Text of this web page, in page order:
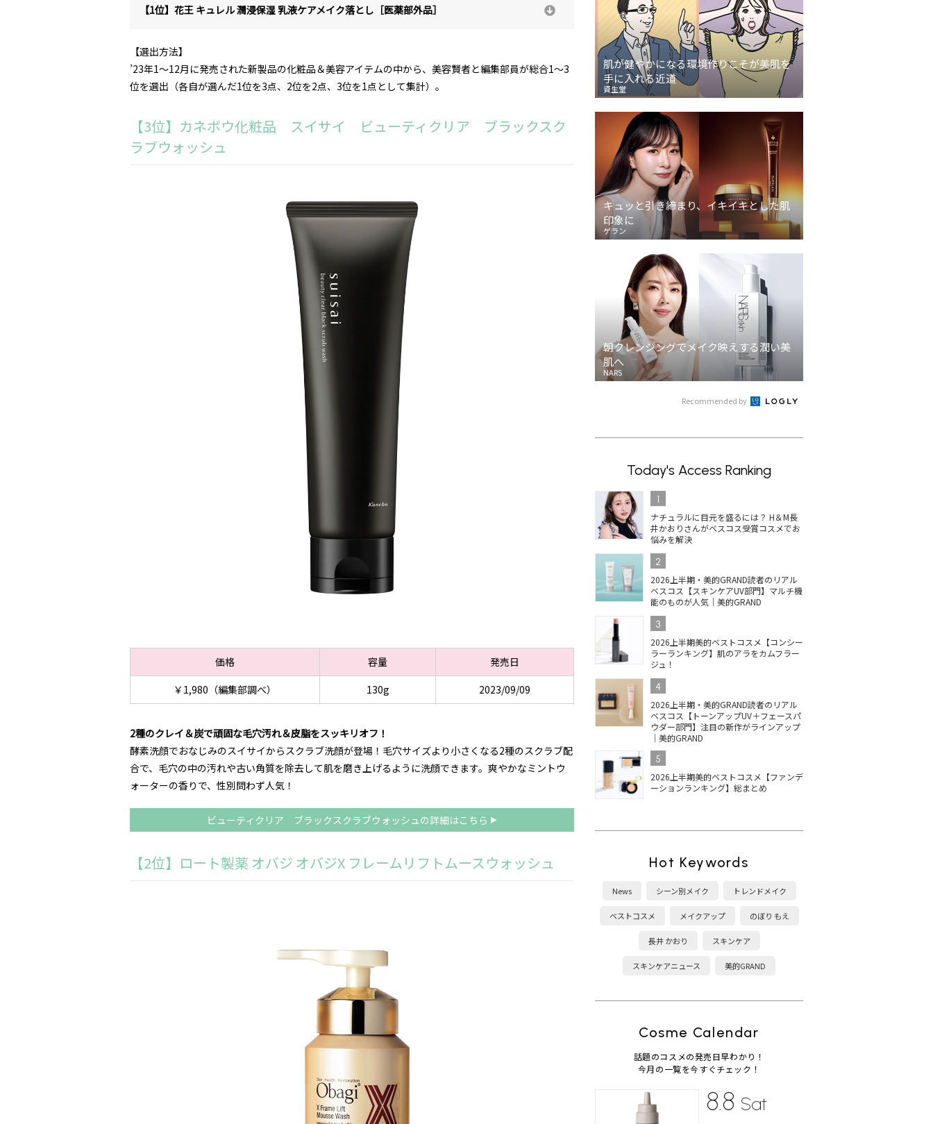
【1位】花王 キュレル 潤浸保湿 乳液ケアメイク落とし［医薬部外品］
【選出方法】
’23年1～12月に発売された新製品の化粧品＆美容アイテムの中から、美容賢者と編集部員が総合1～3
位を選出（各自が選んだ1位を3点、2位を2点、3位を1点として集計）。
【3位】カネボウ化粧品 スイサイ ビューティクリア ブラックスク
ラブウォッシュ
価格 容量
発売日
￥1,980（編集部調べ）
130g 2023/09/09
2種のクレイ＆炭で頑固な毛穴汚れ＆皮脂をスッキリオフ！
酵素洗顔でおなじみのスイサイからスクラブ洗顔が登場！毛穴サイズより小さくなる2種のスクラブ配
合で、毛穴の中の汚れや古い角質を除去して肌を磨き上げるように洗顔できます。爽やかなミントウ
ォーターの香りで、性別問わず人気！
ビューティクリア ブラックスクラブウォッシュの詳細はこちら
【2位】ロート製薬 オバジ オバジX フレームリフトムースウォッシュ
肌が健やかになる環境作りこそが美肌を
手に入れる近道
資生堂
キュッと引き締まり、イキイキとした肌
印象に
ゲラン
朝クレンジングでメイク映えする潤い美
肌へ
NARS
Recommended by
Today's Access Ranking
1
ナチュラルに目元を盛るには？ H＆M長
井かおりさんがベスコス受賞コスメでお
悩みを解決
2
2026上半期・美的GRAND読者のリアル
ベスコス【スキンケアUV部門】マルチ機
能のものが人気｜美的GRAND
3
2026上半期美的ベストコスメ【コンシー
ラーランキング】肌のアラをカムフラー
ジュ！
4
2026上半期・美的GRAND読者のリアル
ベスコス【トーンアップUV＋フェースパ
ウダー部門】注目の新作がラインアップ
｜美的GRAND
5
2026上半期美的ベストコスメ【ファンデ
ーションランキング】総まとめ
Hot Keywords
News シーン別メイク トレンドメイク
ベストコスメ メイクアップ のぼり もえ
長井 かおり スキンケア
スキンケアニュース 美的GRAND
Cosme Calendar
話題のコスメの発売日早わかり！
今月の一覧を今すぐチェック！
8.8 Sat